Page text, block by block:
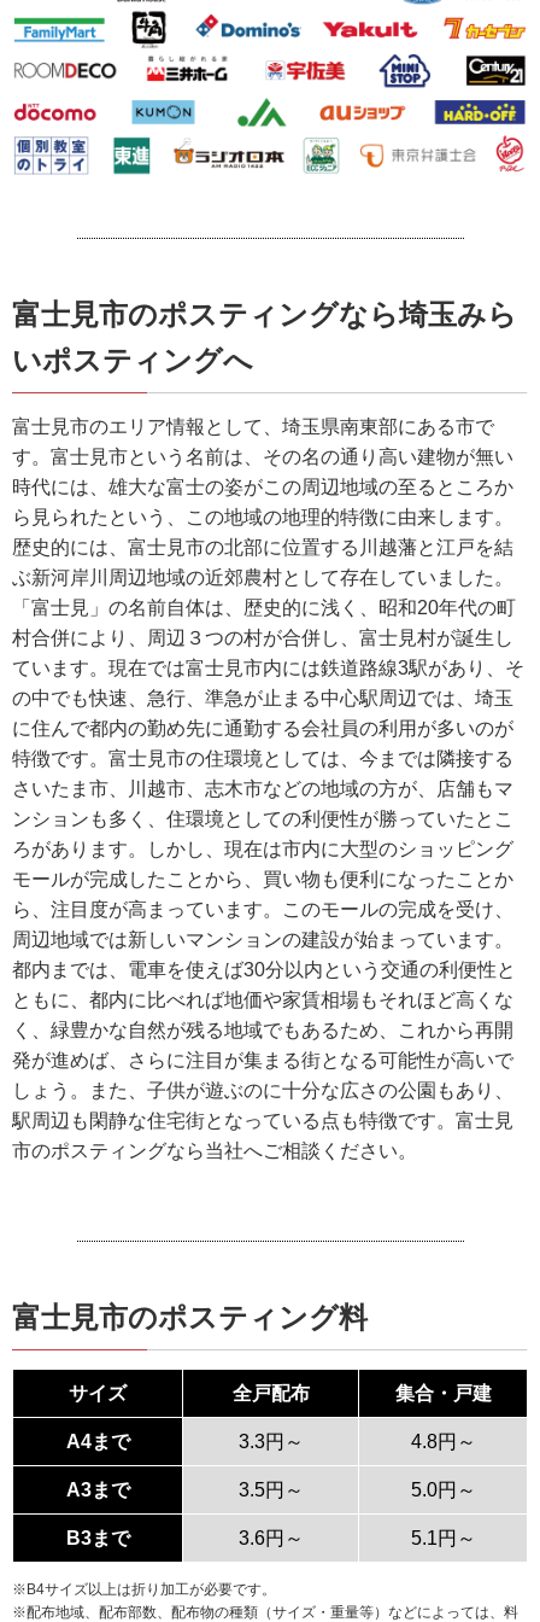
富士見市のポスティングなら埼玉みら
いポスティングへ
富士見市のエリア情報として、埼玉県南東部にある市で
す。富士見市という名前は、その名の通り高い建物が無い
時代には、雄大な富士の姿がこの周辺地域の至るところか
ら見られたという、この地域の地理的特徴に由来します。
歴史的には、富士見市の北部に位置する川越藩と江戸を結
ぶ新河岸川周辺地域の近郊農村として存在していました。
「富士見」の名前自体は、歴史的に浅く、昭和20年代の町
村合併により、周辺３つの村が合併し、富士見村が誕生し
ています。現在では富士見市内には鉄道路線3駅があり、そ
の中でも快速、急行、準急が止まる中心駅周辺では、埼玉
に住んで都内の勤め先に通勤する会社員の利用が多いのが
特徴です。富士見市の住環境としては、今までは隣接する
さいたま市、川越市、志木市などの地域の方が、店舗もマ
ンションも多く、住環境としての利便性が勝っていたとこ
ろがあります。しかし、現在は市内に大型のショッピング
モールが完成したことから、買い物も便利になったことか
ら、注目度が高まっています。このモールの完成を受け、
周辺地域では新しいマンションの建設が始まっています。
都内までは、電車を使えば30分以内という交通の利便性と
ともに、都内に比べれば地価や家賃相場もそれほど高くな
く、緑豊かな自然が残る地域でもあるため、これから再開
発が進めば、さらに注目が集まる街となる可能性が高いで
しょう。また、子供が遊ぶのに十分な広さの公園もあり、
駅周辺も閑静な住宅街となっている点も特徴です。富士見
市のポスティングなら当社へご相談ください。
富士見市のポスティング料
サイズ 全戸配布 集合・戸建
A4まで 3.3円～ 4.8円～
A3まで 3.5円～ 5.0円～
B3まで 3.6円～ 5.1円～
※B4サイズ以上は折り加工が必要です。
※配布地域、配布部数、配布物の種類（サイズ・重量等）などによっては、料